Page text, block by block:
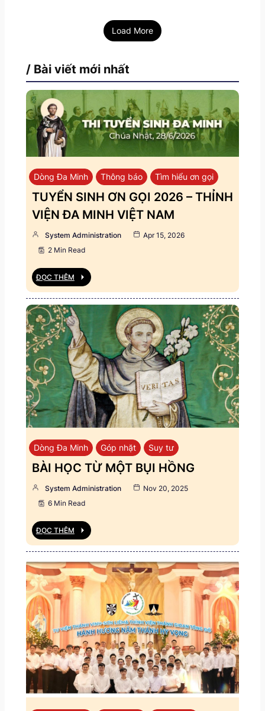
Load More
/ Bài viết mới nhất
Dòng Đa Minh Thông báo Tìm hiểu ơn gọi
TUYỂN SINH ƠN GỌI 2026 – THỈNH
VIỆN ĐA MINH VIỆT NAM
System Administration
Apr 15, 2026
2 Min Read
ĐỌC THÊM
Dòng Đa Minh Góp nhặt Suy tư
BÀI HỌC TỪ MỘT BỤI HỒNG
System Administration
Nov 20, 2025
6 Min Read
ĐỌC THÊM